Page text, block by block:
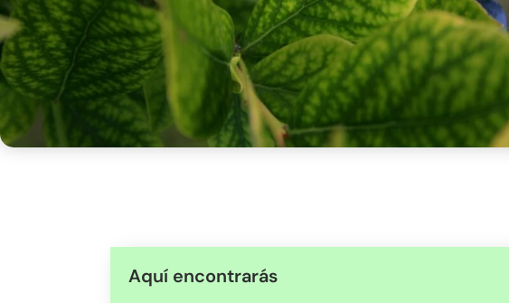
Aquí encontrarás